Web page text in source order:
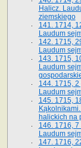
Halicz.
ziemskiego
141. 1714,
Laudum
142. 1715,
Laudum
143. 1715,
Laudum
144. 1715,
Laudum
145. 1715,
halickich na
146. 1716,
Laudum
147. 1716,